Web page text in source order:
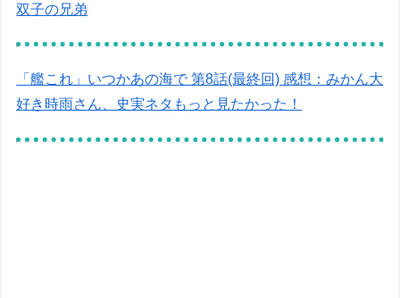
双子の兄弟
「艦これ」いつかあの海で 第8話(最終回) 感想：みかん大
好き時雨さん、史実ネタもっと見たかった！